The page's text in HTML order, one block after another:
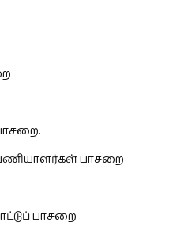
பாசறை
பாசறை